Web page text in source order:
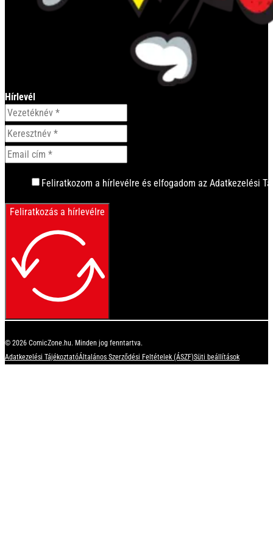
Hírlevél
Feliratkozom a hírlevélre és elfogadom az Adatkezelési
Feliratkozás a hírlevélre
© 2026 ComicZone.hu. Minden jog fenntartva.
Adatkezelési TájékoztatóÁltalános Szerződési Feltételek (ÁSZF)Süti beállítások